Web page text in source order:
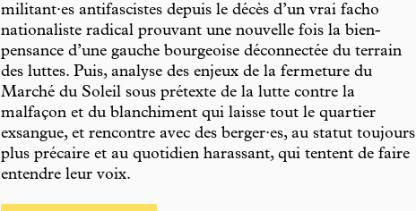
militant·es antifascistes depuis le décès d’un vrai facho
nationaliste radical prouvant une nouvelle fois la bien-
pensance d’une gauche bourgeoise déconnectée du terrain
des luttes. Puis, analyse des enjeux de la fermeture du
Marché du Soleil sous prétexte de la lutte contre la
malfaçon et du blanchiment qui laisse tout le quartier
exsangue, et rencontre avec des berger·es, au statut toujours
plus précaire et au quotidien harassant, qui tentent de faire
entendre leur voix.